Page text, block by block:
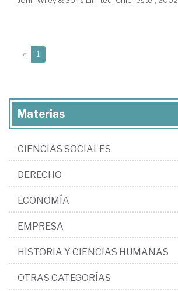
« 1
Materias
CIENCIAS SOCIALES
DERECHO
ECONOMÍA
EMPRESA
HISTORIA Y CIENCIAS HUMANAS
OTRAS CATEGORÍAS